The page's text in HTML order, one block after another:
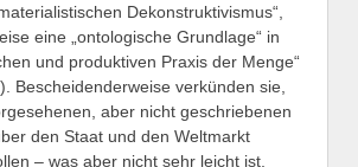
Dekonstruktivismus“,
eine „ontologische Grundlage“ in
und produktiven Praxis der Menge“
Bescheidenderweise verkünden sie,
aber nicht geschriebenen
den Staat und den Weltmarkt
– was aber nicht sehr leicht ist,